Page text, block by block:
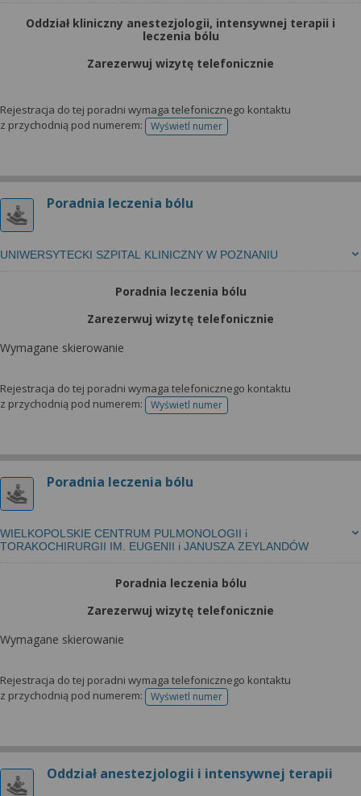
Oddział kliniczny anestezjologii, intensywnej terapii i
leczenia bólu
Zarezerwuj wizytę telefonicznie
Rejestracja do tej poradni wymaga telefonicznego kontaktu
z przychodnią pod numerem:
Wyświetl numertelefonu do rejestracji
Poradnia leczenia bólu
UNIWERSYTECKI SZPITAL KLINICZNY W POZNANIU
Poradnia leczenia bólu
Zarezerwuj wizytę telefonicznie
Wymagane skierowanie
Rejestracja do tej poradni wymaga telefonicznego kontaktu
z przychodnią pod numerem:
Wyświetl numertelefonu do rejestracji
Poradnia leczenia bólu
WIELKOPOLSKIE CENTRUM PULMONOLOGII i
TORAKOCHIRURGII IM. EUGENII i JANUSZA ZEYLANDÓW
Poradnia leczenia bólu
Zarezerwuj wizytę telefonicznie
Wymagane skierowanie
Rejestracja do tej poradni wymaga telefonicznego kontaktu
z przychodnią pod numerem:
Wyświetl numertelefonu do rejestracji
Oddział anestezjologii i intensywnej terapii